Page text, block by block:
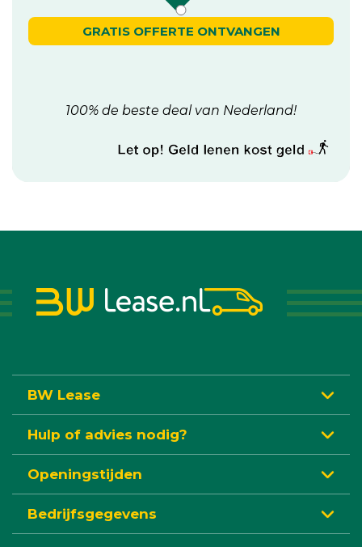
GRATIS OFFERTE ONTVANGEN
100% de beste deal van Nederland!
BW Lease
Hulp of advies nodig?
Openingstijden
Bedrijfsgegevens